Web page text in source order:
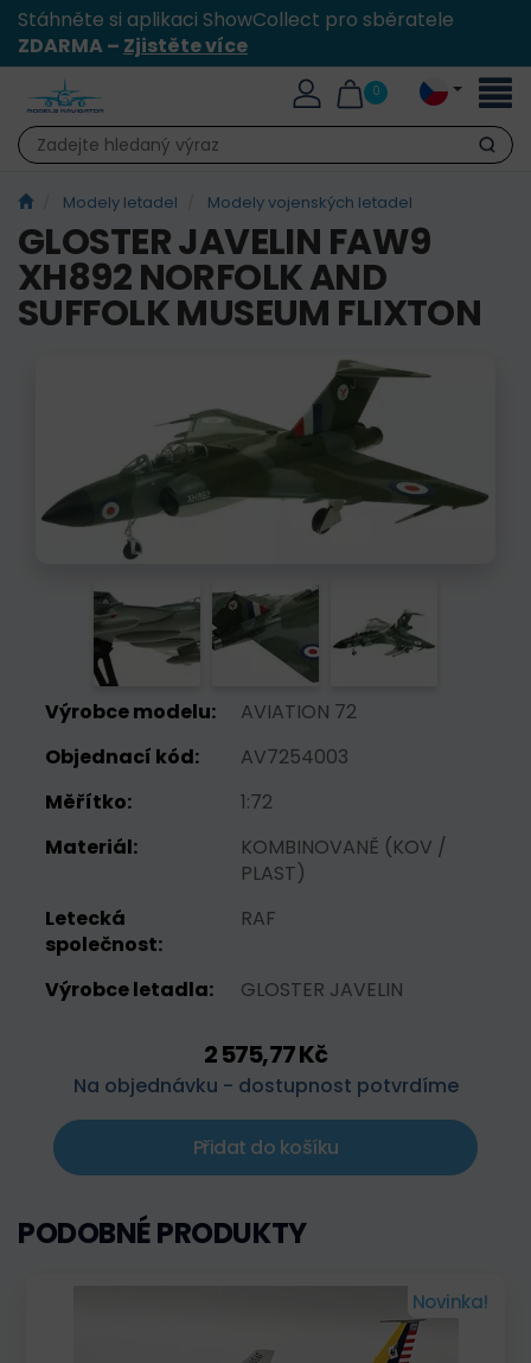
Stáhněte si aplikaci ShowCollect pro sběratele
ZDARMA – Zjistěte více
0
Hledat
Modely letadel Modely vojenských letadel
GLOSTER JAVELIN FAW9
XH892 NORFOLK AND
SUFFOLK MUSEUM FLIXTON
Výrobce modelu:
AVIATION 72
Objednací kód:
AV7254003
Měřítko:
1:72
Materiál:
KOMBINOVANĚ (KOV /
PLAST)
Letecká
společnost:
RAF
Výrobce letadla: GLOSTER JAVELIN
2 575,77 Kč
Na objednávku - dostupnost potvrdíme
Přidat do košíku
PODOBNÉ PRODUKTY
Novinka!